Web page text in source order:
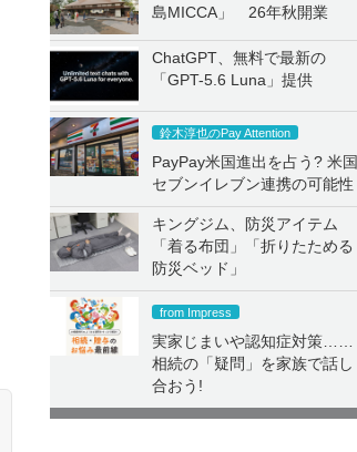
島MICCA」 26年秋開業
ChatGPT、無料で最新の
「GPT-5.6 Luna」提供
鈴木淳也のPay Attention
PayPay米国進出を占う? 米国
セブンイレブン連携の可能性
キングジム、防災アイテム
「着る布団」「折りたためる
防災ベッド」
from Impress
実家じまいや認知症対策……
相続の「疑問」を家族で話し
合おう!